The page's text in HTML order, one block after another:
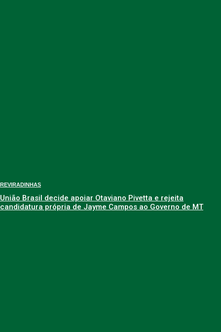
REVIRADINHAS
União Brasil decide apoiar Otaviano Pivetta e rejeita
candidatura própria de Jayme Campos ao Governo de MT